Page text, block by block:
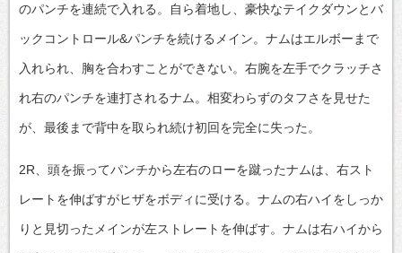
のパンチを連続で入れる。自ら着地し、豪快なテイクダウンとバ
ックコントロール&パンチを続けるメイン。ナムはエルボーまで
入れられ、胸を合わすことができない。右腕を左手でクラッチさ
れ右のパンチを連打されるナム。相変わらずのタフさを見せた
が、最後まで背中を取られ続け初回を完全に失った。
2R、頭を振ってパンチから左右のローを蹴ったナムは、右スト
レートを伸ばすがヒザをボディに受ける。ナムの右ハイをしっか
りと見切ったメインが左ストレートを伸ばす。ナムは右ハイから